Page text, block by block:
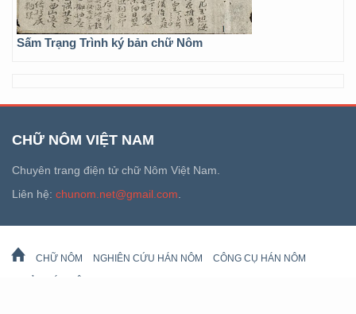
Sấm Trạng Trình ký bản chữ Nôm
CHỮ NÔM VIỆT NAM
Chuyên trang điện tử chữ Nôm Việt Nam.
Liên hệ: chunom.net@gmail.com
CHỮ NÔM NGHIÊN CỨU HÁN NÔM CÔNG CỤ HÁN NÔM